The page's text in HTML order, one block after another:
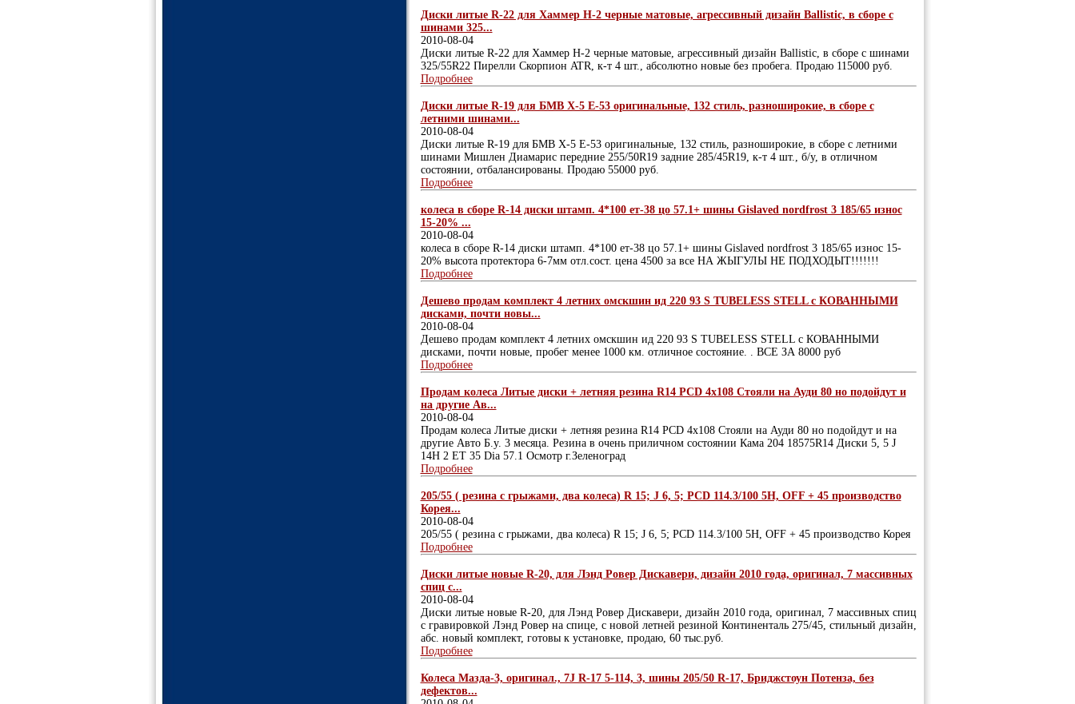
Диски литые R-22 для Хаммер Н-2 черные матовые, агрессивный дизайн Ballistic, в сборе с
шинами 325...
2010-08-04
Диски литые R-22 для Хаммер Н-2 черные матовые, агрессивный дизайн Ballistic, в сборе с шинами
325/55R22 Пирелли Скорпион ATR, к-т 4 шт., абсолютно новые без пробега. Продаю 115000 руб.
Подробнее
Диски литые R-19 для БМВ Х-5 Е-53 оригинальные, 132 стиль, разноширокие, в сборе с
летними шинами...
2010-08-04
Диски литые R-19 для БМВ Х-5 Е-53 оригинальные, 132 стиль, разноширокие, в сборе с летними
шинами Мишлен Диамарис передние 255/50R19 задние 285/45R19, к-т 4 шт., б/у, в отличном
состоянии, отбалансированы. Продаю 55000 руб.
Подробнее
колеса в сборе R-14 диски штамп. 4*100 ет-38 цо 57.1+ шины Gislaved nordfrost 3 185/65 износ
15-20% ...
2010-08-04
колеса в сборе R-14 диски штамп. 4*100 ет-38 цо 57.1+ шины Gislaved nordfrost 3 185/65 износ 15-
20% высота протектора 6-7мм отл.сост. цена 4500 за все НА ЖЫГУЛЫ НЕ ПОДХОДЫТ!!!!!!!
Подробнее
Дешево продам комплект 4 летних омскшин ид 220 93 S TUBELESS STELL с КОВАННЫМИ
дисками, почти новы...
2010-08-04
Дешево продам комплект 4 летних омскшин ид 220 93 S TUBELESS STELL с КОВАННЫМИ
дисками, почти новые, пробег менее 1000 км. отличное состояние. . ВСЕ ЗА 8000 руб
Подробнее
Продам колеса Литые диски + летняя резина R14 PCD 4x108 Стояли на Ауди 80 но подойдут и
на другие Ав...
2010-08-04
Продам колеса Литые диски + летняя резина R14 PCD 4x108 Стояли на Ауди 80 но подойдут и на
другие Авто Б.у. 3 месяца. Резина в очень приличном состоянии Кама 204 18575R14 Диски 5, 5 J
14H 2 ET 35 Dia 57.1 Осмотр г.Зеленоград
Подробнее
205/55 ( резина с грыжами, два колеса) R 15; J 6, 5; PCD 114.3/100 5H, OFF + 45 производство
Корея...
2010-08-04
205/55 ( резина с грыжами, два колеса) R 15; J 6, 5; PCD 114.3/100 5H, OFF + 45 производство Корея
Подробнее
Диски литые новые R-20, для Лэнд Ровер Дискавери, дизайн 2010 года, оригинал, 7 массивных
спиц с...
2010-08-04
Диски литые новые R-20, для Лэнд Ровер Дискавери, дизайн 2010 года, оригинал, 7 массивных спиц
с гравировкой Лэнд Ровер на спице, с новой летней резиной Континенталь 275/45, стильный дизайн,
абс. новый комплект, готовы к установке, продаю, 60 тыс.руб.
Подробнее
Колеса Мазда-3, оригинал., 7J R-17 5-114, 3, шины 205/50 R-17, Бриджстоун Потенза, без
дефектов...